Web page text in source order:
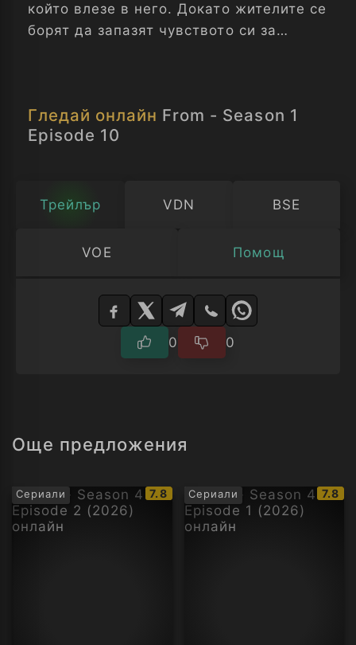
който влезе в него. Докато жителите се
борят да запазят чувството си за
Отвъд - Сезон 1 Епизод 10
Гледай онлайн From - Season 1
Episode 10
Трейлър VDN BSE
VOE Помощ
Изберете
0 0
Още предложения
Сериали
IMDb
рейтинг:
7.8 Сериали
IMDb
7.8